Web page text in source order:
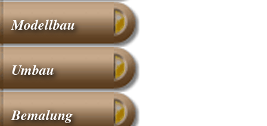
Modellbau
Umbau
Bemalung